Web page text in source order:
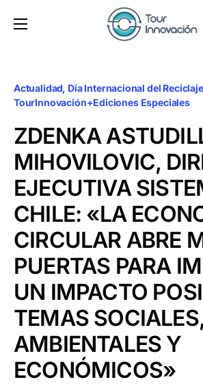
Actualidad Día Internacional del Reciclaje
TourInnovación+Ediciones Especiales
ZDENKA
MIHOVILOVIC,
EJECUTIVA
CHILE: «LA
CIRCULAR ABRE
PUERTAS PARA
UN IMPACTO
TEMAS
AMBIENTALES Y
ECONÓMICOS»